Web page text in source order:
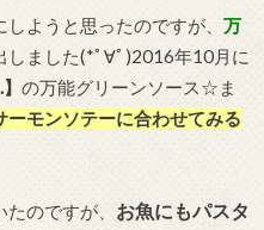
ようと思ったのですが、 万
しました(*ﾟ∀ﾟ)2016年10月に
の万能グリーンソース☆ま
ーモンソテーに合わせてみる
のですが、 お魚にもパスタ